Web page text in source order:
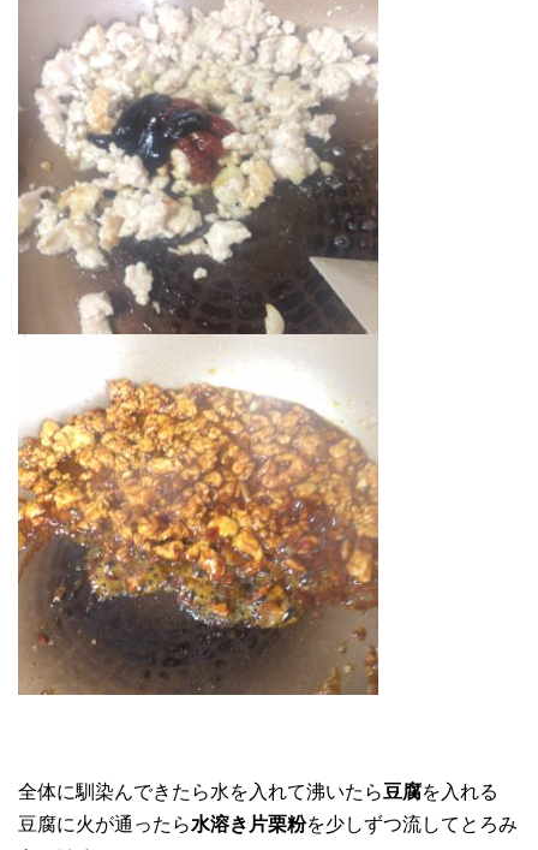
全体に馴染んできたら水を入れて沸いたら豆腐を入れる
豆腐に火が通ったら水溶き片栗粉を少しずつ流してとろみ